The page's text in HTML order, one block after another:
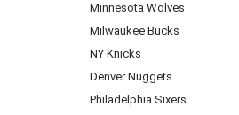
Minnesota Wolves
Milwaukee Bucks
NY Knicks
Denver Nuggets
Philadelphia Sixers